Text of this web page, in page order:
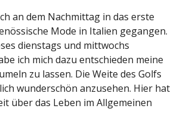
an dem Nachmittag in das erste
Mode in Italien gegangen.
dienstags und mittwochs
ich mich dazu entschieden meine
zu lassen. Die Weite des Golfs
wunderschön anzusehen. Hier hat
über das Leben im Allgemeinen